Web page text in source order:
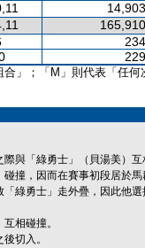
」；「M」則代表「任何
際與「綠勇士」（貝湯美）
撞，因而在賽事初段居於
綠勇士」走外疊，因此他
相碰撞。
切入。